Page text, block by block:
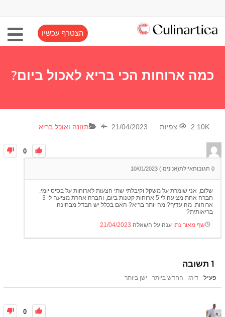
הצטרף עכשיו
כמה ארוחות הכי בריא לאכול ביום?
2.10K צפיות 21/04/2023 תזונה ואוכל בריא
0
איילת(אנונימי) 10/01/2023 0 תגובות
שלום, אני שומרת על משקל וקיבלתי שתי הצעות לארוחות על בסיס יומי.
חברה אחת מציעה לי 5 ארוחות קטנות ביום, וחברה אחרת מציעה לי 3
ארוחות. מה עדיף? מה יותר בריא? האם בכלל יש הבדל מבחינה
בריאותית?
שף מאור נתן ענה על השאלה 21/04/2023
1 תשובה
פעיל דירג החדש ביותר ישן ביותר
0